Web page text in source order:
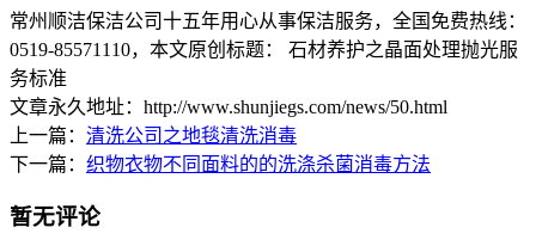
常州顺洁保洁公司十五年用心从事保洁服务，全国免费热线：
0519-85571110，本文原创标题：
石材养护之晶面处理抛光服
务标准
文章永久地址：http://www.shunjiegs.com/news/50.html
上一篇： 清洗公司之地毯清洗消毒
下一篇： 织物衣物不同面料的的洗涤杀菌消毒方法
暂无评论